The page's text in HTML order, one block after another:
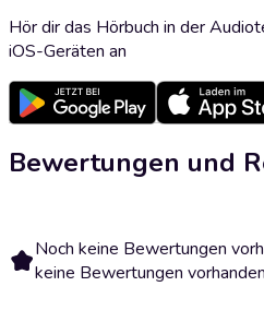
Hör dir das Hörbuch in der
iOS-Geräten an
Bewertungen und
Noch keine Bewertungen
keine Bewertungen